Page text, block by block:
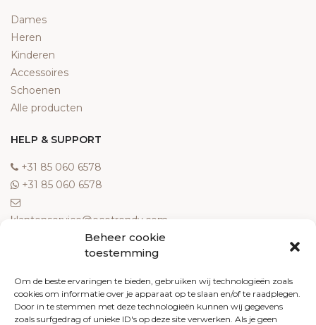
Beheer cookie
toestemming
Om de beste ervaringen te bieden, gebruiken wij technologieën zoals
cookies om informatie over je apparaat op te slaan en/of te raadplegen.
Door in te stemmen met deze technologieën kunnen wij gegevens
zoals surfgedrag of unieke ID's op deze site verwerken. Als je geen
Dames
Heren
Kinderen
Accessoires
Schoenen
Alle producten
HELP & SUPPORT
‎+31 85 060 6578
‎+31 85 060 6578
klantenservice@ecotrendy.com
Meest gestelde vragen
Contact
Algemene voorwaarden